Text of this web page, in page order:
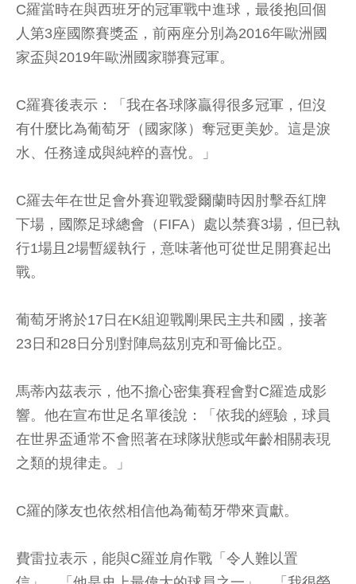
C羅當時在與西班牙的冠軍戰中進球，最後抱回個
人第3座國際賽獎盃，前兩座分別為2016年歐洲國
家盃與2019年歐洲國家聯賽冠軍。
C羅賽後表示：「我在各球隊贏得很多冠軍，但沒
有什麼比為葡萄牙（國家隊）奪冠更美妙。這是淚
水、任務達成與純粹的喜悅。」
C羅去年在世足會外賽迎戰愛爾蘭時因肘擊吞紅牌
下場，國際足球總會（FIFA）處以禁賽3場，但已執
行1場且2場暫緩執行，意味著他可從世足開賽起出
戰。
葡萄牙將於17日在K組迎戰剛果民主共和國，接著
23日和28日分別對陣烏茲別克和哥倫比亞。
馬蒂內茲表示，他不擔心密集賽程會對C羅造成影
響。他在宣布世足名單後說：「依我的經驗，球員
在世界盃通常不會照著在球隊狀態或年齡相關表現
之類的規律走。」
C羅的隊友也依然相信他為葡萄牙帶來貢獻。
費雷拉表示，能與C羅並肩作戰「令人難以置